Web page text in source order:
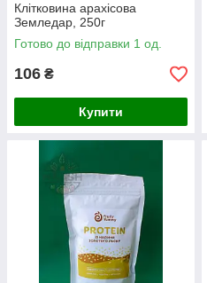
Клітковина арахісова
Земледар, 250г
Готово до відправки 1 од.
106 ₴
Купити